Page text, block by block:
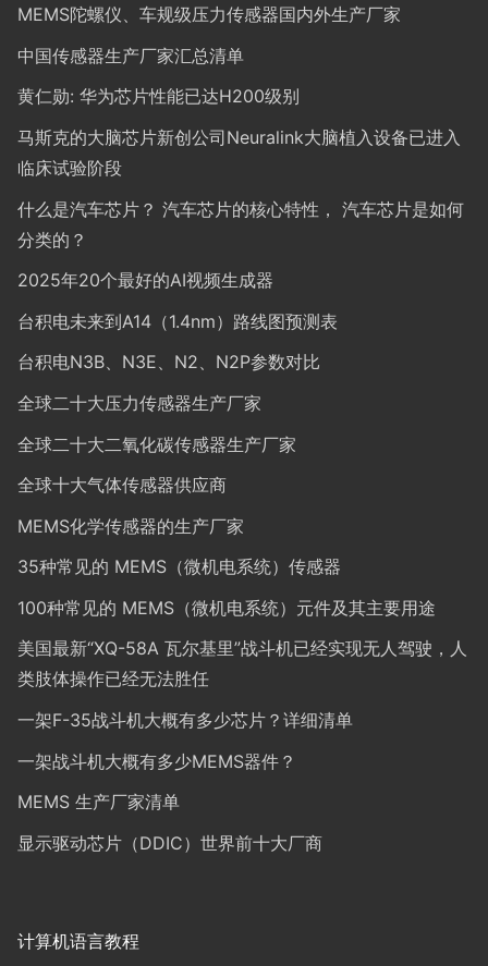
MEMS陀螺仪、车规级压力传感器国内外生产厂家
中国传感器生产厂家汇总清单
黄仁勋: 华为芯片性能已达H200级别
马斯克的大脑芯片新创公司Neuralink大脑植入设备已进入
临床试验阶段
什么是汽车芯片？ 汽车芯片的核心特性， 汽车芯片是如何
分类的？
2025年20个最好的AI视频生成器
台积电未来到A14（1.4nm）路线图预测表
台积电N3B、N3E、N2、N2P参数对比
全球二十大压力传感器生产厂家
全球二十大二氧化碳传感器生产厂家
全球十大气体传感器供应商
MEMS化学传感器的生产厂家
35种常见的 MEMS（微机电系统）传感器
100种常见的 MEMS（微机电系统）元件及其主要用途
美国最新“XQ-58A 瓦尔基里”战斗机已经实现无人驾驶，人
类肢体操作已经无法胜任
一架F-35战斗机大概有多少芯片？详细清单
一架战斗机大概有多少MEMS器件？
MEMS 生产厂家清单
显示驱动芯片（DDIC）世界前十大厂商
计算机语言教程